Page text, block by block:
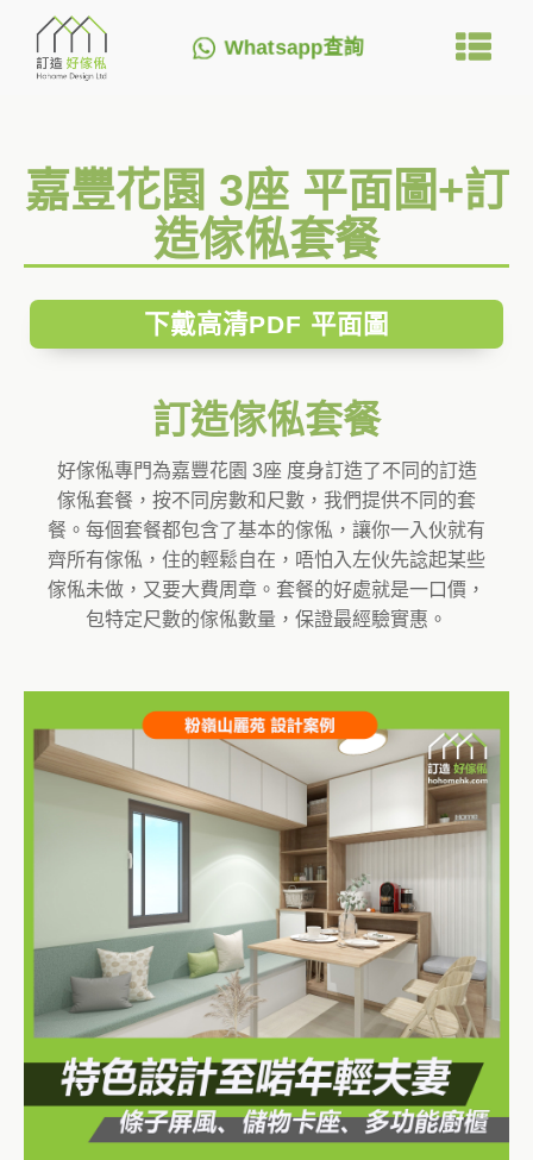
Whatsapp查詢
嘉豐花園 3座 平面圖+訂
造傢俬套餐
下戴高清PDF 平面圖
訂造傢俬套餐
好傢俬專門為嘉豐花園 3座 度身訂造了不同的訂造
傢俬套餐，按不同房數和尺數，我們提供不同的套
餐。每個套餐都包含了基本的傢俬，讓你一入伙就有
齊所有傢俬，住的輕鬆自在，唔怕入左伙先諗起某些
傢俬未做，又要大費周章。套餐的好處就是一口價，
包特定尺數的傢俬數量，保證最經驗實惠。